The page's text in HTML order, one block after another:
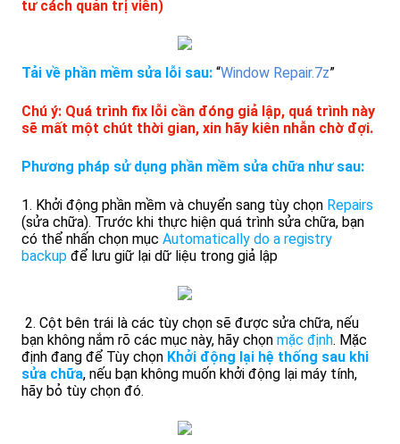
tư cách quản trị viên)
Tải về phần mềm sửa lỗi sau: “Window Repair.7z”
Chú ý: Quá trình fix lỗi cần đóng giả lập, quá trình này
sẽ mất một chút thời gian, xin hãy kiên nhẫn chờ đợi.
Phương pháp sử dụng phần mềm sửa chữa như sau:
1. Khởi động phần mềm và chuyển sang tùy chọn Repairs
(sửa chữa). Trước khi thực hiện quá trình sửa chữa, bạn
có thể nhấn chọn mục Automatically do a registry
backup để lưu giữ lại dữ liệu trong giả lập
2. Cột bên trái là các tùy chọn sẽ được sửa chữa, nếu
bạn không nắm rõ các mục này, hãy chọn mặc định. Mặc
định đang để Tùy chọn Khởi động lại hệ thống sau khi
sửa chữa, nếu bạn không muốn khởi động lại máy tính,
hãy bỏ tùy chọn đó.